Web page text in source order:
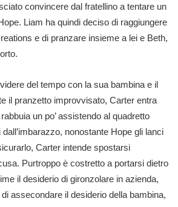
convincere dal fratellino a tentare un
Liam ha quindi deciso di raggiungere
e di pranzare insieme a lei e Beth,
del tempo con la sua bambina e il
il pranzetto improvvisato, Carter entra
un po’ assistendo al quadretto
nonostante Hope gli lanci
Carter intende spostarsi
Purtroppo è costretto a portarsi dietro
il desiderio di gironzolare in azienda,
assecondare il desiderio della bambina,